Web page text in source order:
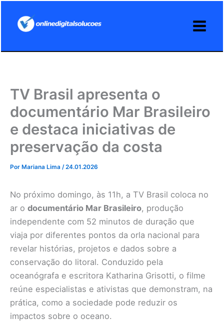
TV Brasil apresenta o
documentário Mar Brasileiro
e destaca iniciativas de
preservação da costa
Por Mariana Lima /24.01.2026
No próximo domingo, às 11h, a TV Brasil coloca no
ar o documentário Mar Brasileiro, produção
independente com 52 minutos de duração que
viaja por diferentes pontos da orla nacional para
revelar histórias, projetos e dados sobre a
conservação do litoral. Conduzido pela
oceanógrafa e escritora Katharina Grisotti, o filme
reúne especialistas e ativistas que demonstram, na
prática, como a sociedade pode reduzir os
impactos sobre o oceano.